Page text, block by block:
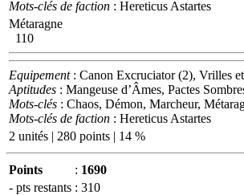
Mots-clés de faction : Hereticus Astartes
Métaragne
110
Equipement: Canon Excruciator (2), Vrilles et
Aptitudes : Mangeuse d’Âmes, Pactes
Mots-clés : Chaos, Démon, Marcheur,
Mots-clés de faction : Hereticus Astartes
2 unités | 280 points | 14 %
Points : 1690
- pts restants : 310